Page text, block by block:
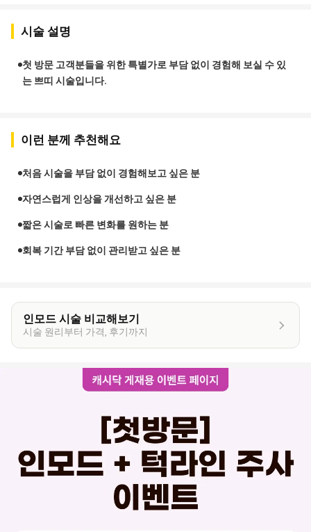
시술 설명
첫 방문 고객분들을 위한 특별가로 부담 없이 경험해 보실 수 있
는 쁘띠 시술입니다.
이런 분께 추천해요
처음 시술을 부담 없이 경험해보고 싶은 분
자연스럽게 인상을 개선하고 싶은 분
짧은 시술로 빠른 변화를 원하는 분
회복 기간 부담 없이 관리받고 싶은 분
인모드 시술 비교해보기
시술 원리부터 가격, 후기까지